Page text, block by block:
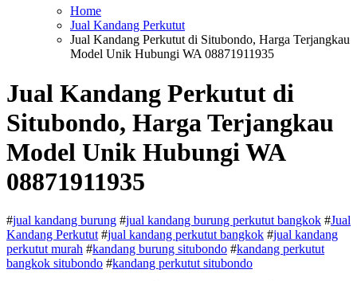
Home
Jual Kandang Perkutut
Jual Kandang Perkutut di Situbondo, Harga Terjangkau
Model Unik Hubungi WA 08871911935
Jual Kandang Perkutut di
Situbondo, Harga Terjangkau
Model Unik Hubungi WA
08871911935
#jual kandang burung #jual kandang burung perkutut bangkok #Jual
Kandang Perkutut #jual kandang perkutut bangkok #jual kandang
perkutut murah #kandang burung situbondo #kandang perkutut
bangkok situbondo #kandang perkutut situbondo